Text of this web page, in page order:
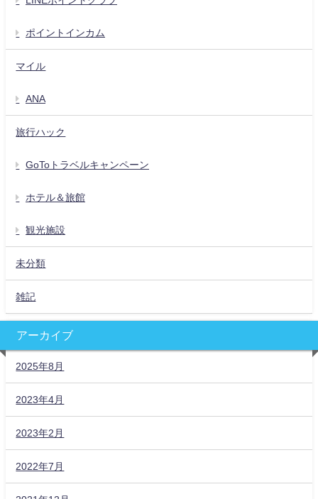
ポイントインカム
マイル
ANA
旅行ハック
GoToトラベルキャンペーン
ホテル＆旅館
観光施設
未分類
雑記
アーカイブ
2025年8月
2023年4月
2023年2月
2022年7月